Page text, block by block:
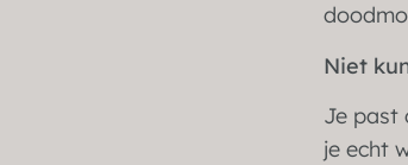
Niet
Je past
je echt